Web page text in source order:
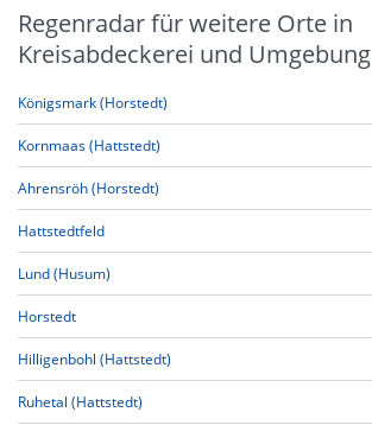
Regenradar für weitere Orte in
Kreisabdeckerei und Umgebung
Königsmark (Horstedt)
Kornmaas (Hattstedt)
Ahrensröh (Horstedt)
Hattstedtfeld
Lund (Husum)
Horstedt
Hilligenbohl (Hattstedt)
Ruhetal (Hattstedt)